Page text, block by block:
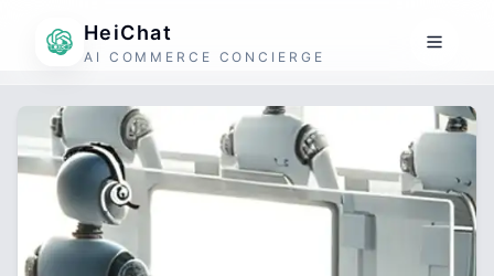
HeiChat
AI COMMERCE CONCIERGE